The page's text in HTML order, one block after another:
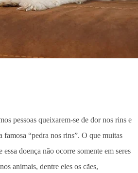
pessoas queixarem-se de dor nos rins e
famosa “pedra nos rins”. O que muitas
essa doença não ocorre somente em seres
animais, dentre eles os cães,